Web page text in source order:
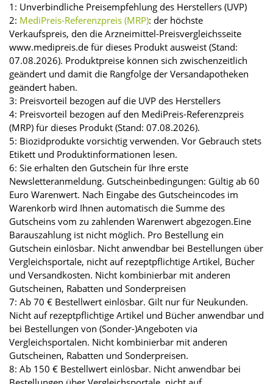
1: Unverbindliche Preisempfehlung des Herstellers (UVP)
2: MediPreis-Referenzpreis (MRP): der höchste
Verkaufspreis, den die Arzneimittel-Preisvergleichsseite
www.medipreis.de für dieses Produkt ausweist (Stand:
07.08.2026). Produktpreise können sich zwischenzeitlich
geändert und damit die Rangfolge der Versandapotheken
geändert haben.
3: Preisvorteil bezogen auf die UVP des Herstellers
4: Preisvorteil bezogen auf den MediPreis-Referenzpreis
(MRP) für dieses Produkt (Stand: 07.08.2026).
5: Biozidprodukte vorsichtig verwenden. Vor Gebrauch stets
Etikett und Produktinformationen lesen.
6: Sie erhalten den Gutschein für Ihre erste
Newsletteranmeldung. Gutscheinbedingungen: Gültig ab 60
Euro Warenwert. Nach Eingabe des Gutscheincodes im
Warenkorb wird Ihnen automatisch die Summe des
Gutscheins vom zu zahlenden Warenwert abgezogen.Eine
Barauszahlung ist nicht möglich. Pro Bestellung ein
Gutschein einlösbar. Nicht anwendbar bei Bestellungen über
Vergleichsportale, nicht auf rezeptpflichtige Artikel, Bücher
und Versandkosten. Nicht kombinierbar mit anderen
Gutscheinen, Rabatten und Sonderpreisen
7: Ab 70 € Bestellwert einlösbar. Gilt nur für Neukunden.
Nicht auf rezeptpflichtige Artikel und Bücher anwendbar und
bei Bestellungen von (Sonder-)Angeboten via
Vergleichsportalen. Nicht kombinierbar mit anderen
Gutscheinen, Rabatten und Sonderpreisen.
8: Ab 150 € Bestellwert einlösbar. Nicht anwendbar bei